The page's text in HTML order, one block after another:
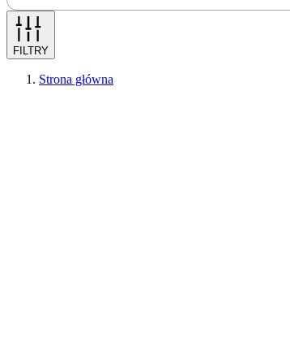
FILTRY
Strona główna